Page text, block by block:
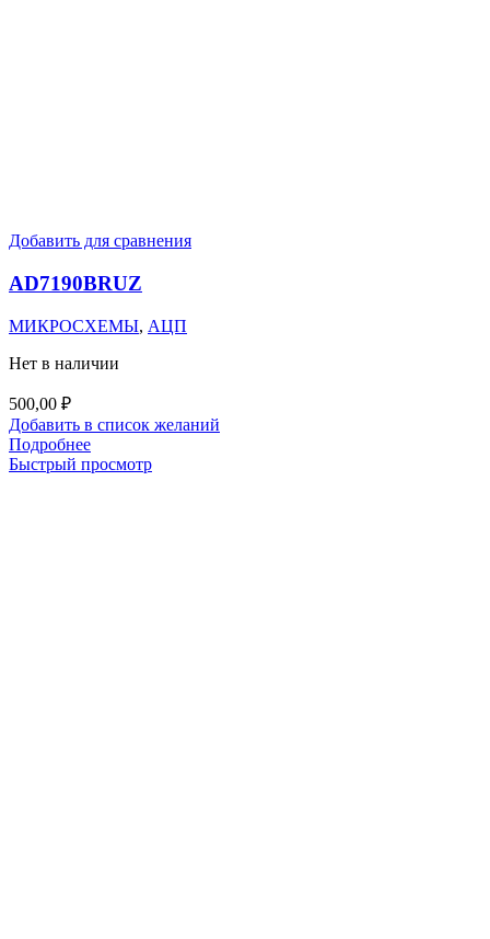
Добавить для сравнения
AD7190BRUZ
МИКРОСХЕМЫ, АЦП
Нет в наличии
500,00 ₽
Добавить в список желаний
Подробнее
Быстрый просмотр